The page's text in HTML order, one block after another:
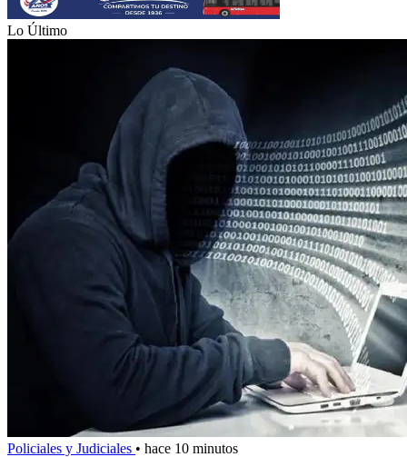
Lo Último
Policiales y Judiciales • hace 10 minutos